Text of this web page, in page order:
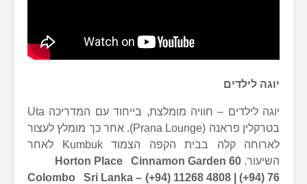
יוגה לילדים
יוגה לילדים – חוויה מומלצת, בייחוד עם המדריכה Uta
בטרקלין פראנה (Prana Lounge). אחר כך מומלץ לעצור
לארוחה קלה בבית הקפה הצמוד Kumbuk לאחר
השיעור. 60 Horton Place Cinnamon Garden
Colombo Sri Lanka – (+94) 11268 4808 | (+94) 76